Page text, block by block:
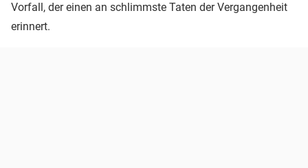
Vorfall, der einen an schlimmste Taten der Vergangenheit
erinnert.